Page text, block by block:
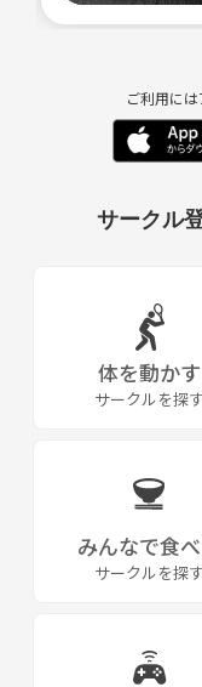
ご利用に
サークル
体を動かす
サークルを探す
みんなで食
サークルを探す